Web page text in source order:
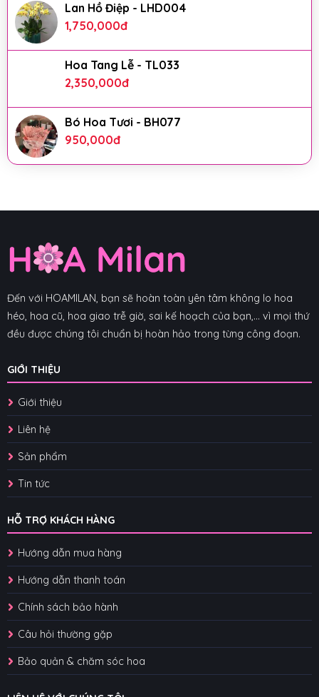
Lan Hồ Điệp - LHD004
1,750,000đ
Hoa Tang Lễ - TL033
2,350,000đ
Bó Hoa Tươi - BH077
950,000đ
Đến với HOAMILAN, bạn sẽ hoàn toàn yên tâm không lo hoa
héo, hoa cũ, hoa giao trễ giờ, sai kế hoạch của bạn,... vì mọi thứ
đều được chúng tôi chuẩn bị hoàn hảo trong từng công đoạn.
GIỚI THIỆU
Giới thiệu
Liên hệ
Sản phẩm
Tin tức
HỖ TRỢ KHÁCH HÀNG
Hướng dẫn mua hàng
Hướng dẫn thanh toán
Chính sách bảo hành
Câu hỏi thường gặp
Bảo quản & chăm sóc hoa